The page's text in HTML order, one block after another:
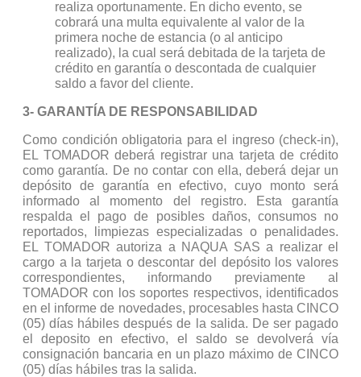
realiza oportunamente. En dicho evento, se
cobrará una multa equivalente al valor de la
primera noche de estancia (o al anticipo
realizado), la cual será debitada de la tarjeta de
crédito en garantía o descontada de cualquier
saldo a favor del cliente.
3- GARANTÍA DE RESPONSABILIDAD
Como condición obligatoria para el ingreso (check-in),
EL TOMADOR deberá registrar una tarjeta de crédito
como garantía. De no contar con ella, deberá dejar un
depósito de garantía en efectivo, cuyo monto será
informado al momento del registro. Esta garantía
respalda el pago de posibles daños, consumos no
reportados, limpiezas especializadas o penalidades.
EL TOMADOR autoriza a NAQUA SAS a realizar el
cargo a la tarjeta o descontar del depósito los valores
correspondientes, informando previamente al
TOMADOR con los soportes respectivos, identificados
en el informe de novedades, procesables hasta CINCO
(05) días hábiles después de la salida. De ser pagado
el deposito en efectivo, el saldo se devolverá vía
consignación bancaria en un plazo máximo de CINCO
(05) días hábiles tras la salida.